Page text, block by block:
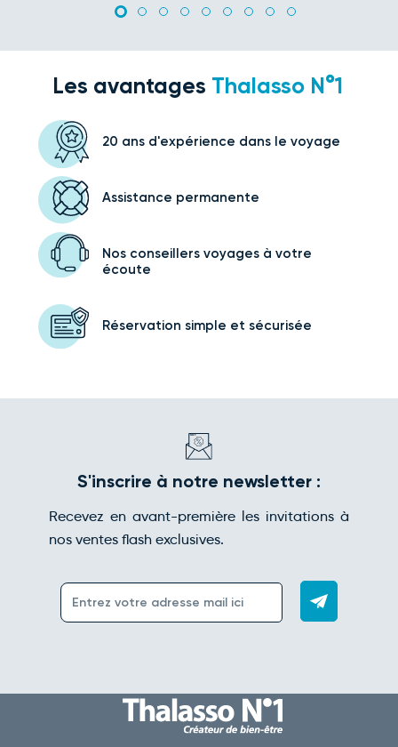
Les avantages Thalasso N°1
20 ans d'expérience dans le voyage
Assistance permanente
Nos conseillers voyagesà votre
écoute
Réservation simple et sécurisée
S'inscrire à notre newsletter :
Recevez en avant-première les invitations à
nos ventes flash exclusives.